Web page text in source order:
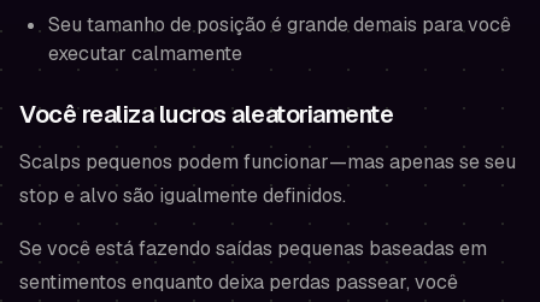
Seu tamanho de posição é grande demais para você
executar calmamente
Você realiza lucros aleatoriamente
Scalps pequenos podem funcionar—mas apenas se seu
stop e alvo são igualmente definidos.
Se você está fazendo saídas pequenas baseadas em
sentimentos enquanto deixa perdas passear, você